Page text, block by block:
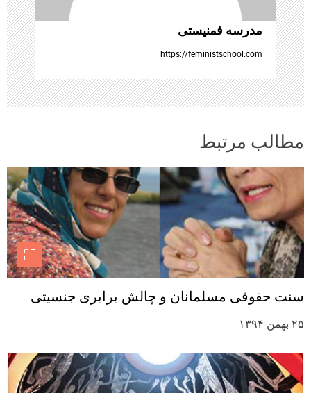
ا
مدرسه فمنیستی
https://feministschool.com
مطالب مرتبط
سنت حقوقی مسلمانان و چالش برابری جنسیتی
۲۵ بهمن ۱۳۹۴